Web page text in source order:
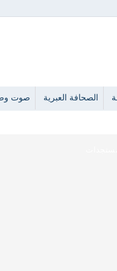
الصحافة العبرية صوت